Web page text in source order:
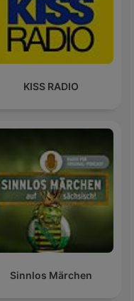
KISS RADIO
Sinnlos Märchen